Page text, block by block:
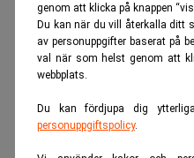
genom att klicka på knappen
Du kan när du vill återkalla ditt
av personuppgifter baserat på
val när som helst genom att
webbplats.
Du kan fördjupa dig
personuppgiftspolicy.